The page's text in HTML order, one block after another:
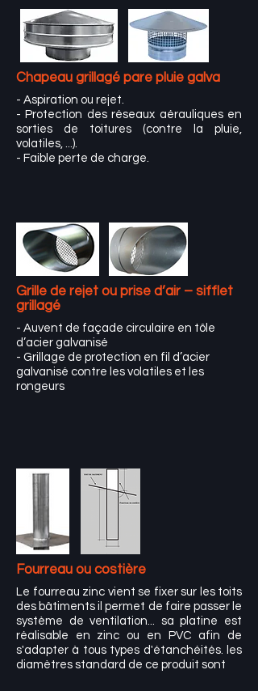
Chapeau grillagé pare pluie galva
- Aspiration ou rejet.
- Protection des réseaux aérauliques en
sorties de toitures (contre la pluie,
volatiles, ...).
- Faible perte de charge.
Grille de rejet ou prise d’air – sifflet
grillagé
- Auvent de façade circulaire en tôle
d’acier galvanisé
- Grillage de protection en fil d’acier
galvanisé contre les volatiles et les
rongeurs
Fourreau ou costière
Le fourreau zinc vient se fixer sur les toits
des bâtiments il permet de faire passer le
système de ventilation... sa platine est
réalisable en zinc ou en PVC afin de
s'adapter à tous types d'étanchéités. les
diamètres standard de ce produit sont